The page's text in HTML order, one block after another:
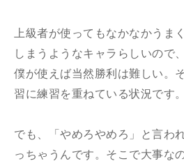
上級者が使ってもなかなかうま
しまうようなキャラらしいので
僕が使えば当然勝利は難しい。
習に練習を重ねている状況です。
でも、「やめろやめろ」と言わ
っちゃうんです。そこで大事な